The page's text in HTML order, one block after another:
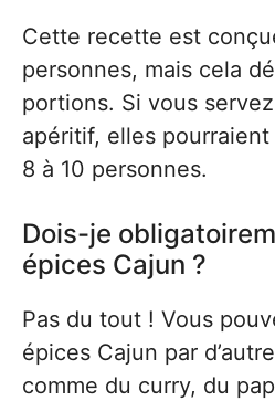
Cette recette est
personnes, mais cela
portions. Si vous
apéritif, elles
8 à 10 personnes.
Dois-je
épices Cajun ?
Pas du tout ! Vous
épices Cajun par
comme du curry, du